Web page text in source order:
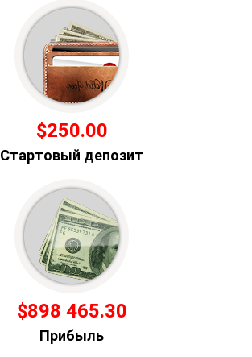
$250.00
Стартовый депозит
$898 465.30
Прибыль